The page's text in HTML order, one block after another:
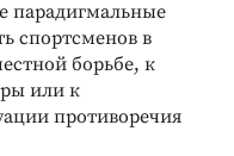
парадигмальные
спортсменов в
борьбе, к
или к
противоречия